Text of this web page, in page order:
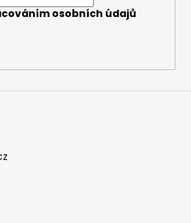
osobních údajů